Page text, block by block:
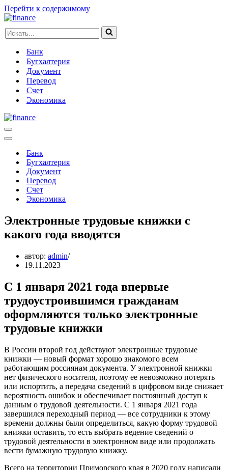
Перейти к содержимому
Искать...
Банк
Бугхалтерия
Документ
Перевод
Счет
Экономика
Меню
навигации
Меню
навигацииБанк
Бугхалтерия
Документ
Перевод
Счет
Экономика
Электронные трудовые книжки с
какого года вводятся
автор: admin
19.11.2023
С 1 января 2021 года впервые
трудоустроившимся гражданам
оформляются только электронные
трудовые книжки
В России второй год действуют электронные трудовые
книжки — новый формат хорошо знакомого всем
работающим россиянам документа. У электронной книжки
нет физического носителя, поэтому ее невозможно потерять
или испортить, а передача сведений в цифровом виде снижает
вероятность ошибок и обеспечивает постоянный доступ к
данным о трудовой деятельности. С 1 января 2021 года
завершился переходный период — все сотрудники к этому
времени должны были определиться, какую форму трудовой
книжки оставить, то есть выбрать ведение сведений о
трудовой деятельности в электронном виде или продолжать
вести бумажную трудовую книжку.
Всего на территории Приморского края в 2020 году написали